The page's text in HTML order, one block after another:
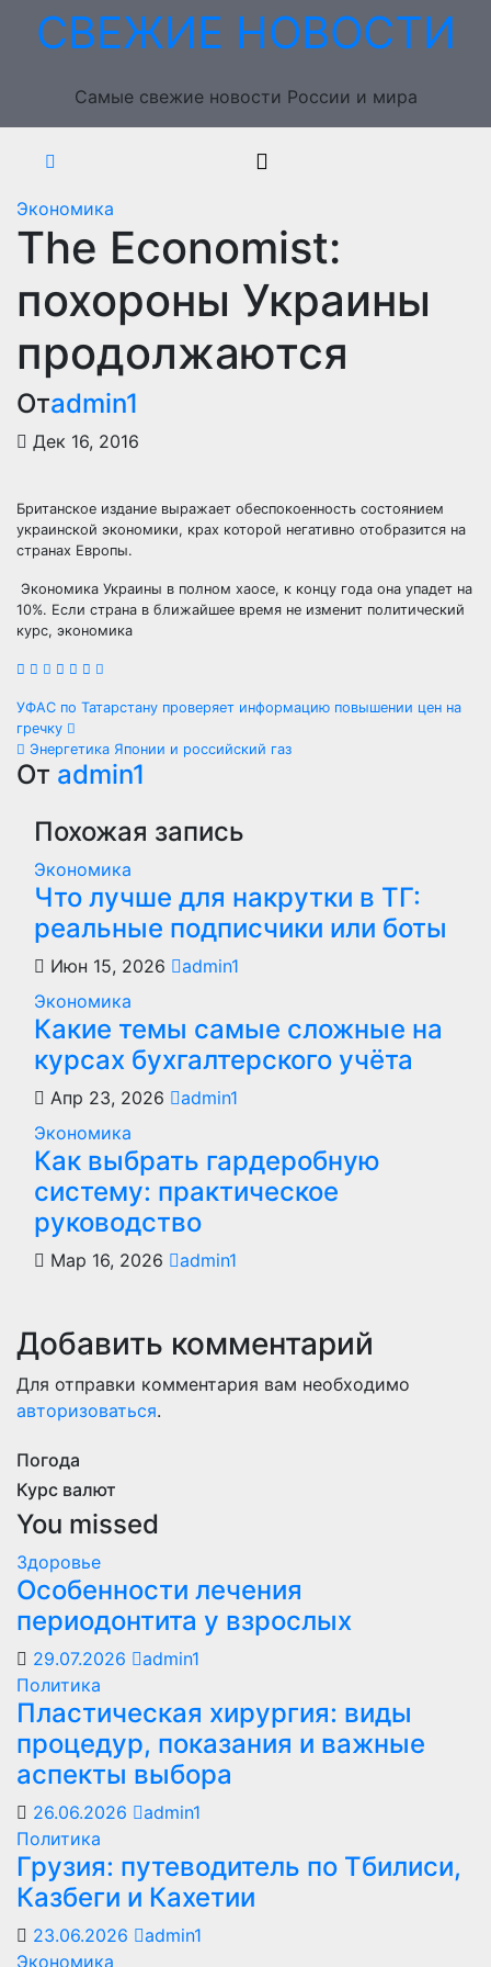
ПерейтиСВЕЖИЕ НОВОСТИ
Самые свежие новости России и мира
Экономика
The Economist:
похороны Украины
продолжаются
Отadmin1
Дек 16, 2016
Британское издание выражает обеспокоенность состоянием
украинской экономики, крах которой негативно отобразится на
странах Европы.
Экономика Украины в полном хаосе, к концу года она упадет на
10%. Если страна в ближайшее время не изменит политический
курс, экономика
Навигация
по
записям
УФАС по Татарстану проверяет информацию повышении цен на
гречку
Энергетика Японии и российский газ
От admin1
Похожая запись
Экономика
Что лучше для накрутки в ТГ:
реальные подписчики или боты
Июн 15, 2026
admin1
Экономика
Какие темы самые сложные на
курсах бухгалтерского учёта
Апр 23, 2026
admin1
Экономика
Как выбрать гардеробную
систему: практическое
руководство
Мар 16, 2026 admin1
Добавить комментарий
Для отправки комментария вам необходимо
авторизоваться.
Погода
Курс валют
You missed
Здоровье
Особенности лечения
периодонтита у взрослых
29.07.2026
admin1
Политика
Пластическая хирургия: виды
процедур, показания и важные
аспекты выбора
26.06.2026
admin1
Политика
Грузия: путеводитель по Тбилиси,
Казбеги и Кахетии
23.06.2026
admin1
Экономика